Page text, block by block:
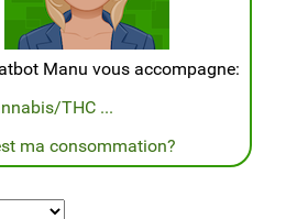
Manu vous accompagne:
THC ...
ma consommation?